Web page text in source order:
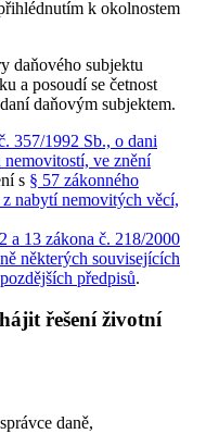
k okolnostem
daňového subjektu
a posoudí se četnost
daňovým subjektem.
357/1992 Sb., o dani
ve znění
s § 57 zákonného
nabytí nemovitých věcí,
a 13 zákona č. 218/2000
některých souvisejících
předpisů.
řešení životní
daně,